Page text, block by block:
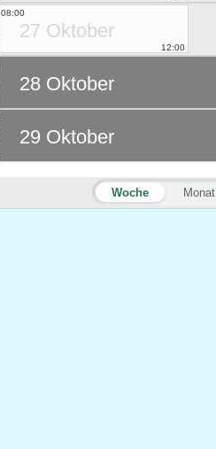
Woche Monat
27 Oktober
08:00
12:00
28 Oktober
29 Oktober